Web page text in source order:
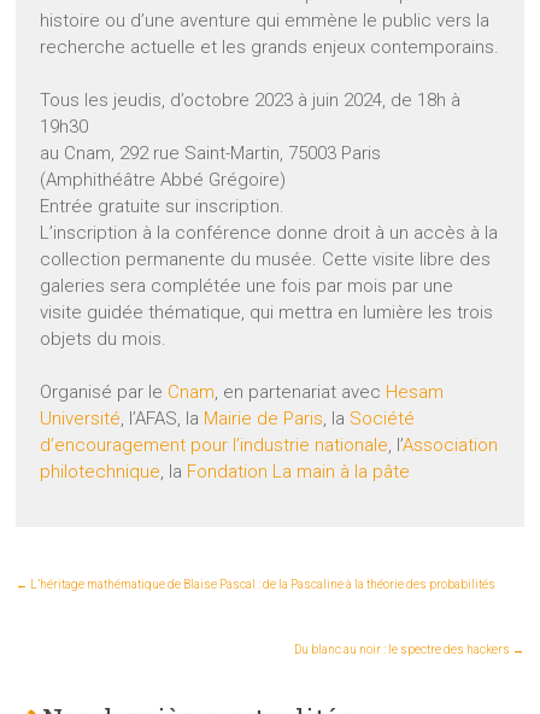
histoire ou d’une aventure qui emmène le public vers la
recherche actuelle et les grands enjeux contemporains.
Tous les jeudis, d’octobre 2023 à juin 2024, de 18h à
19h30
au Cnam, 292 rue Saint-Martin, 75003 Paris
(Amphithéâtre Abbé Grégoire)
Entrée gratuite sur inscription.
L’inscription à la conférence donne droit à un accès à la
collection permanente du musée. Cette visite libre des
galeries sera complétée une fois par mois par une
visite guidée thématique, qui mettra en lumière les trois
objets du mois.
Organisé par le Cnam, en partenariat avec Hesam
Université, l’AFAS, la Mairie de Paris, la Société
d’encouragement pour l’industrie nationale, l’Association
philotechnique, la Fondation La main à la pâte
← L’héritage mathématique de Blaise Pascal : de la Pascaline à la théorie des probabilités
Du blanc au noir : le spectre des hackers →